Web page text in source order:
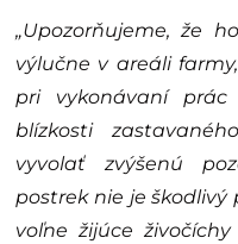
„Upozorňujeme, že
výlučne v areáli
pri vykonávaní
blízkosti
vyvolať zvýšenú
postrek nie je
voľne žijúce